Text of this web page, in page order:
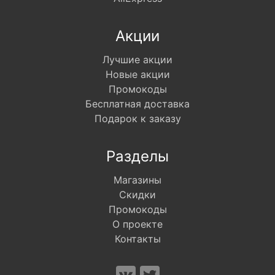
Акции
Лучшие акции
Новые акции
Промокоды
Бесплатная доставка
Подарок к заказу
Разделы
Магазины
Скидки
Промокоды
О проекте
Контакты